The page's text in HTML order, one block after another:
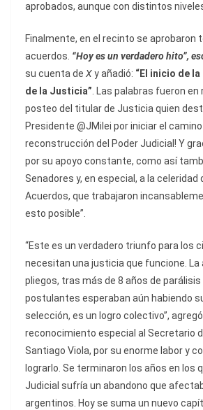
aprobados, aunque con distintos
Finalmente, en el recinto se aprobaron
acuerdos. “Hoy es un verdadero hito”,
su cuenta de Xy añadió: “El inicio de
de la Justicia”. Las palabras fueron en
posteo del titular de Justicia quien
Presidente @JMilei por iniciar el
reconstrucción del Poder Judicial! Y
por su apoyo constante, como así
Senadores y, en especial, a la celeridad
Acuerdos, que trabajaron
esto posible”.
“Este es un verdadero triunfo para los
necesitan una justicia que funcione. La
pliegos, tras más de 8 años de parálisis
postulantes esperaban aún habiendo
selección, es un logro colectivo”,
reconocimiento especial al Secretario
Santiago Viola, por su enorme labor y
lograrlo. Se terminaron los años en los
Judicial sufría un abandono que
argentinos. Hoy se suma un nuevo